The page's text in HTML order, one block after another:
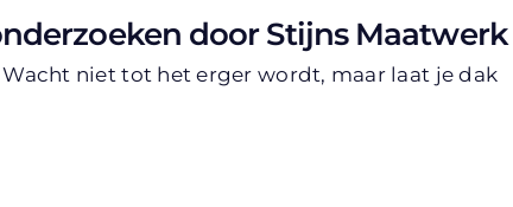
door Stijns Maatwerk
niet tot het erger wordt, maar laat je dak